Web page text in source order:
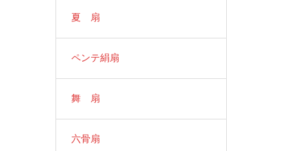
夏 扇
ペンテ絹扇
舞 扇
六骨扇